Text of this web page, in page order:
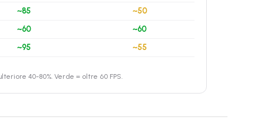
~85 ~50
~60 ~60
~95 ~55
40-80%. Verde = oltre 60 FPS.